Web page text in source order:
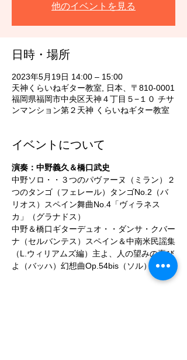
他のイベントを見る
日時・場所
2023年5月19日 14:00 – 15:00
天神くらいねギター教室, 日本、〒810-0001
福岡県福岡市中央区天神４丁目５−１０ チサ
ンマンション第２天神 くらいねギター教室
イベントについて
演奏：中野義久＆橋口武史
中野ソロ・・３つのパヴァーヌ（ミラン）２
つのタンゴ（フェレール）タンゴNo.2（バ
リオス）スペイン舞曲No.4「ヴィラネス
カ」（グラナドス）
中野＆橋口ギターデュオ・・ダンサ・クバー
ナ（セルバンテス）スペイン＆中南米民謡集
（L.ウィリアムズ編）主よ、人の望みの喜び
よ（バッハ）幻想曲Op.54bis（ソル）